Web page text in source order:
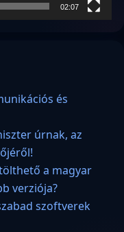
02:07
és
úrnak, az
a magyar
verziója?
szoftverek